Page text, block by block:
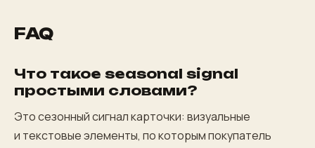
FAQ
Что такое seasonal signal
простыми словами?
Это сезонный сигнал карточки: визуальные
и текстовые элементы, по которым покупатель